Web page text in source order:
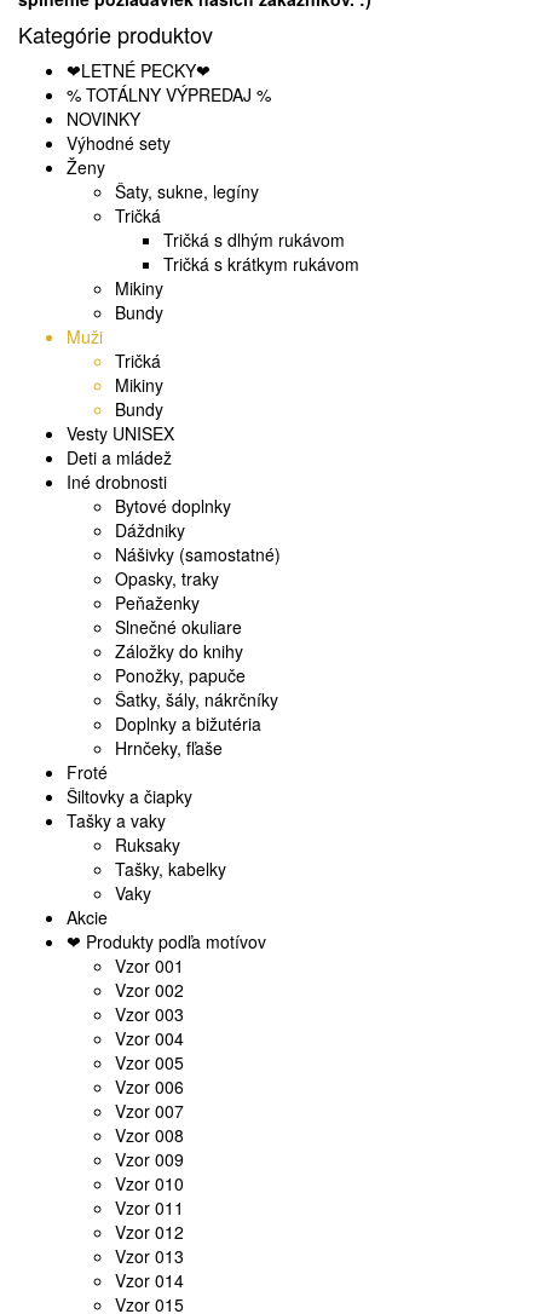
Kategórie produktov
❤LETNÉ PECKY❤
% TOTÁLNY VÝPREDAJ %
NOVINKY
Výhodné sety
Ženy
Šaty, sukne, legíny
Tričká
Tričká s dlhým rukávom
Tričká s krátkym rukávom
Mikiny
Bundy
Muži
Tričká
Mikiny
Bundy
Vesty UNISEX
Deti a mládež
Iné drobnosti
Bytové doplnky
Dáždniky
Nášivky (samostatné)
Opasky, traky
Peňaženky
Slnečné okuliare
Záložky do knihy
Ponožky, papuče
Šatky, šály, nákrčníky
Doplnky a bižutéria
Hrnčeky, fľaše
Froté
Šiltovky a čiapky
Tašky a vaky
Ruksaky
Tašky, kabelky
Vaky
Akcie
❤ Produkty podľa motívov
Vzor 001
Vzor 002
Vzor 003
Vzor 004
Vzor 005
Vzor 006
Vzor 007
Vzor 008
Vzor 009
Vzor 010
Vzor 011
Vzor 012
Vzor 013
Vzor 014
Vzor 015